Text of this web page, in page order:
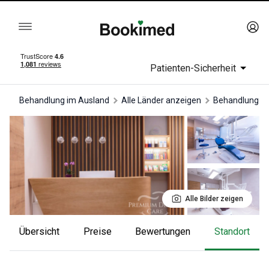
Patienten-Sicherheit
Behandlung im Ausland Alle Länder anzeigen Behandlung
Alle Bilder zeigen
Übersicht Preise Bewertungen Standort